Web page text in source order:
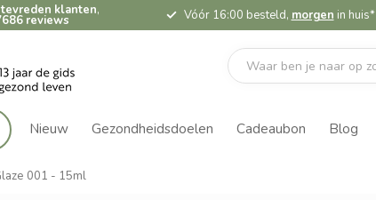
klanten,
reviews Vóór 16:00 besteld, morgen in huis*
Nieuw Gezondheidsdoelen Cadeaubon Blog
001 - 15ml